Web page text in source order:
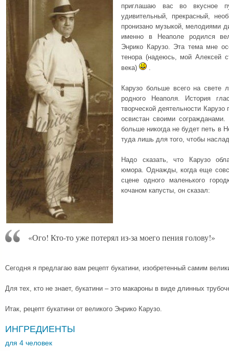
приглашаю вас во вкусное
удивительный, прекрасный,
пронизано музыкой, мелодиями
именно в Неаполе родился
Энрико Карузо. Эта тема мне
тенора (надеюсь, мой Алексей
века)
.
Карузо больше всего на свете
родного Неаполя. История
творческой деятельности
освистан своими
больше никогда не будет петь в
туда лишь для того, чтобы
Надо сказать, что Карузо
юмора. Однажды, когда еще
сцене одного маленького
кочаном капусты, он сказал:
«Ого! Кто-то уже потерял из-за моего пения голову!»
Сегодня я предлагаю вам рецепт букатини, изобретенный самим
Для тех, кто не знает, букатини – это макароны в виде длинных
Итак, рецепт букатини от великого Энрико Карузо.
ИНГРЕДИЕНТЫ
для 4 человек